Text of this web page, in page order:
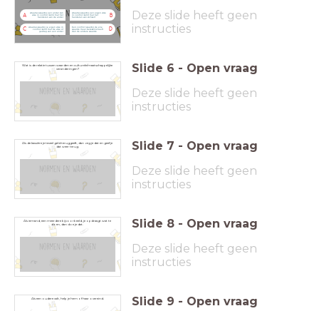
A situaties waarbij een ander zijn
visie in conflict komt met het
handelen van de ander B
situaties waarbij een eigen visie
in conflict komt met het
handelen van zichzelf
C situaties waarbij je eigen visie in
conflict komt met de visie of
gedrag van een ander D
Een conflict waarbij de ene
waarde meer betekenis heeft
dan de andere waarde
Deze slide heeft geen
instructies
Wat is de relatie tussen waarden en culturele/maatschappelijke
veranderingen?
Slide 6 - Open vraag
Deze slide heeft geen
instructies
Als de kassière je teveel geld teruggeeft, dan zeg je dat en geef je
dat weer terug.
Slide 7 - Open vraag
Deze slide heeft geen
instructies
Als iemand, een meerdere bijvoorbeeld, je opdraagt wat te
doen, dan doe je dat.
Slide 8 - Open vraag
Deze slide heeft geen
instructies
Als een oudere valt, help je hem of haar overeind. Slide 9 - Open vraag